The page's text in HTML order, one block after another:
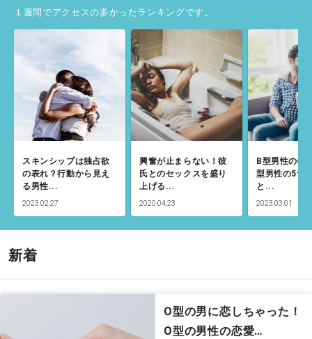
１週間でアクセスの多かったランキングです。
スキンシップは独占欲
の表れ？行動から見え
る男性...
2023.02.27
興奮が止まらない！彼
氏とのセックスを盛り
上げる...
2020.04.23
B型男性の特
型男性の5つ
と...
2023.03.01
新着
O型の男に恋しちゃった！
O型の男性の恋愛…